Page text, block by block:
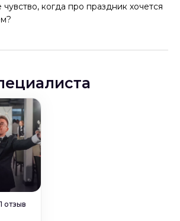
когда про праздник хочется
1 отзыв